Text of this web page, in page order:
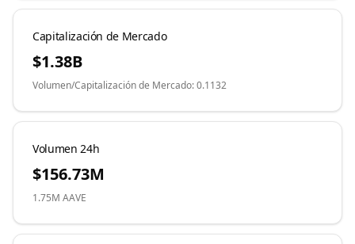
Capitalización de Mercado
$1.38B
Volumen/Capitalización de Mercado:0.1132
Volumen 24h
$156.73M
1.75M AAVE